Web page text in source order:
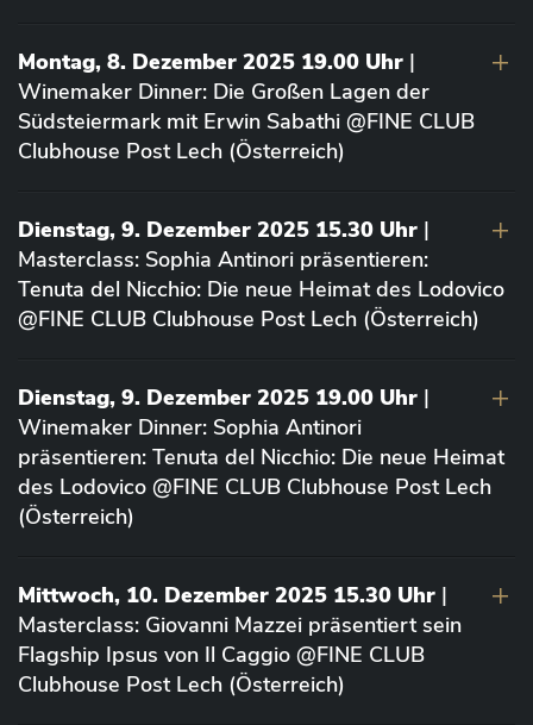
Montag, 8. Dezember 2025 19.00 Uhr |
Winemaker Dinner: Die Großen Lagen der
Südsteiermark mit Erwin Sabathi @FINE CLUB
Clubhouse Post Lech (Österreich)
Dienstag, 9. Dezember 2025 15.30 Uhr |
Masterclass: Sophia Antinori präsentieren:
Tenuta del Nicchio: Die neue Heimat des Lodovico
@FINE CLUB Clubhouse Post Lech (Österreich)
Dienstag, 9. Dezember 2025 19.00 Uhr |
Winemaker Dinner: Sophia Antinori
präsentieren: Tenuta del Nicchio: Die neue Heimat
des Lodovico @FINE CLUB Clubhouse Post Lech
(Österreich)
Mittwoch, 10. Dezember 2025 15.30 Uhr |
Masterclass: Giovanni Mazzei präsentiert sein
Flagship Ipsus von Il Caggio @FINE CLUB
Clubhouse Post Lech (Österreich)